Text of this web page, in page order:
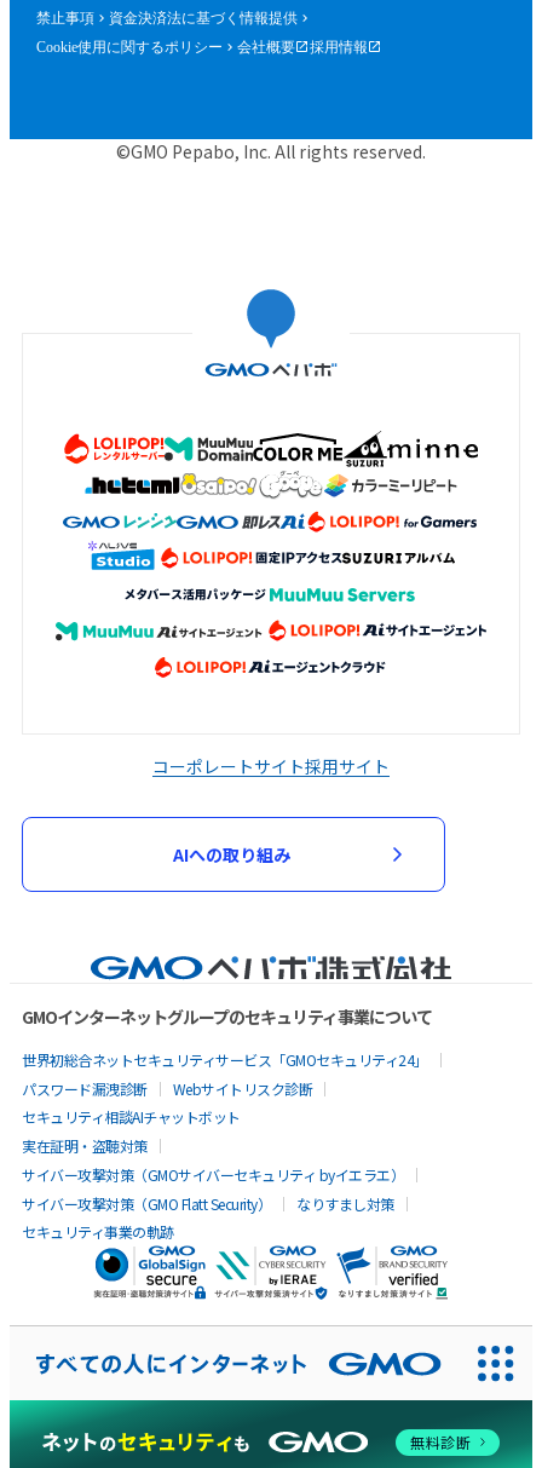
禁止事項
資金決済法に基づく情報提供
Cookie使用に関するポリシー
会社概要 採用情報
©GMO Pepabo, Inc. All rights reserved.
コーポレートサイト採用サイト
AIへの取り組み
GMOインターネットグループのセキュリティ事業について
世界初総合ネットセキュリティサービス「GMOセキュリティ24」
パスワード漏洩診断
Webサイトリスク診断
セキュリティ相談AIチャットボット
実在証明・盗聴対策
サイバー攻撃対策（GMOサイバーセキュリティ byイエラエ）
サイバー攻撃対策（GMO Flatt Security）
なりすまし対策
セキュリティ事業の軌跡
AIに聞いてみる 無料診断